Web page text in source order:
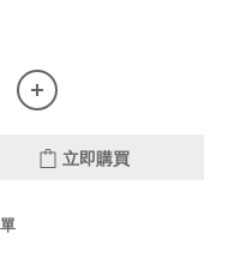
立即購買